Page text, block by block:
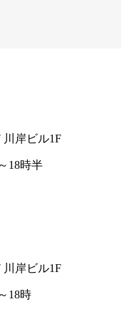
岸ビル1F
18時半
岸ビル1F
18時